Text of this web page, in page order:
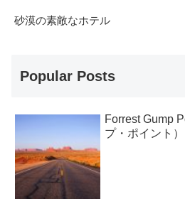
砂漠の素敵なホテル
Popular Posts
Forrest Gump
プ・ポイント）